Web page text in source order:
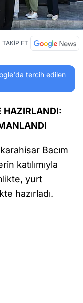
TAKİP ET
tercih edilen
HAZIRLANDI:
Bacım
katılımıyla
yurt
hazırladı.